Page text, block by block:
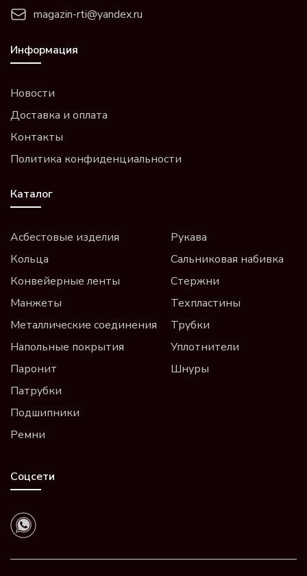
magazin-rti@yandex.ru
Информация
Новости
Доставка и оплата
Контакты
Политика конфиденциальности
Каталог
Асбестовые изделия
Кольца
Конвейерные ленты
Манжеты
Металлические соединения
Напольные покрытия
Паронит
Патрубки
Подшипники
Ремни
Рукава
Сальниковая набивка
Стержни
Техпластины
Трубки
Уплотнители
Шнуры
Соцсети